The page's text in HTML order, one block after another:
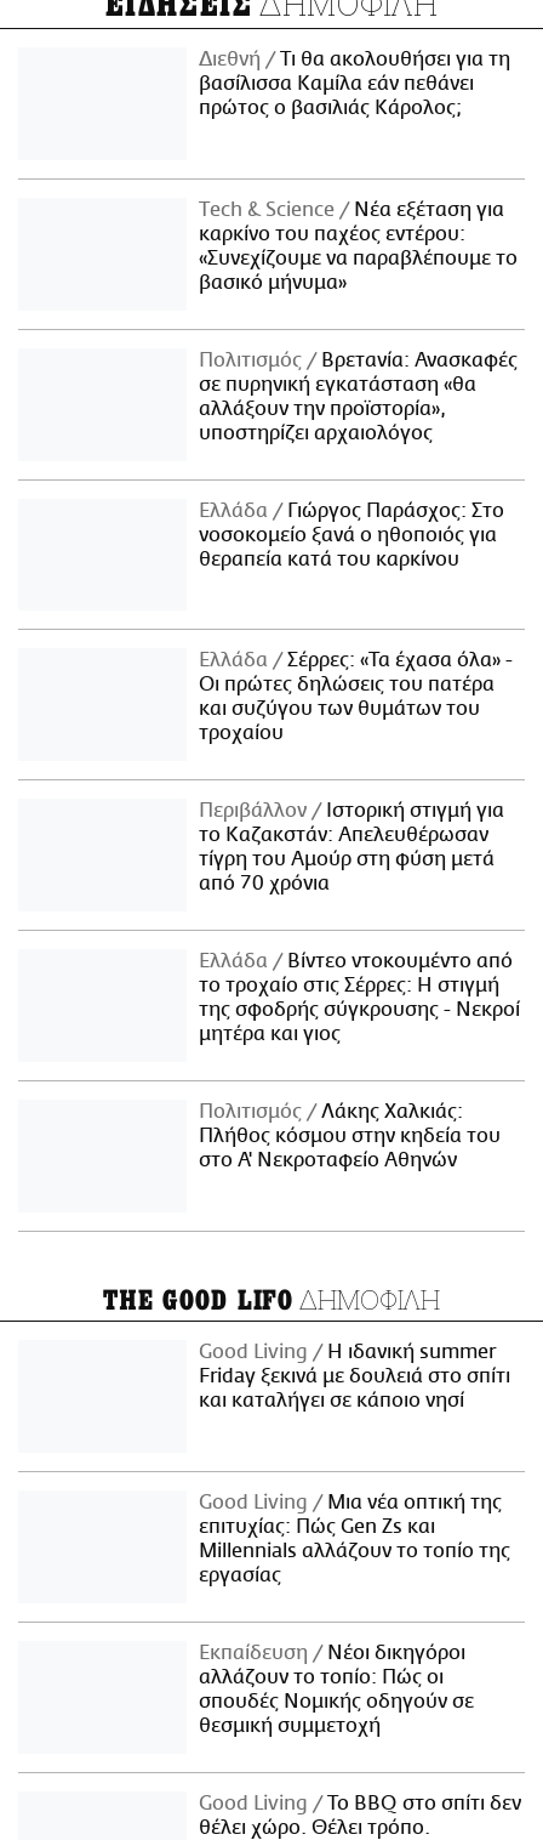
Διεθνή
Τι θα ακολουθήσει για τη
βασίλισσα Καμίλα εάν πεθάνει
πρώτος ο βασιλιάς Κάρολος;
Τech & Science
Νέα εξέταση για
καρκίνο του παχέος εντέρου:
«Συνεχίζουμε να παραβλέπουμε το
βασικό μήνυμα»
Πολιτισμός
Βρετανία: Ανασκαφές
σε πυρηνική εγκατάσταση «θα
αλλάξουν την προϊστορία»,
υποστηρίζει αρχαιολόγος
Ελλάδα
Γιώργος Παράσχος: Στο
νοσοκομείο ξανά ο ηθοποιός για
θεραπεία κατά του καρκίνου
Ελλάδα
Σέρρες: «Τα έχασα όλα» -
Οι πρώτες δηλώσεις του πατέρα
και συζύγου των θυμάτων του
τροχαίου
Περιβάλλον
Ιστορική στιγμή για
το Καζακστάν: Απελευθέρωσαν
τίγρη του Αμούρ στη φύση μετά
από 70 χρόνια
Ελλάδα
Βίντεο ντοκουμέντο από
το τροχαίο στις Σέρρες: Η στιγμή
της σφοδρής σύγκρουσης - Νεκροί
μητέρα και γιος
Πολιτισμός
Λάκης Χαλκιάς:
Πλήθος κόσμου στην κηδεία του
στο Α' Νεκροταφείο Αθηνών
THE GOOD LIFO ΔΗΜΟΦΙΛΗ
Good Living
Η ιδανική summer
Friday ξεκινά με δουλειά στο σπίτι
και καταλήγει σε κάποιο νησί
Good Living
Μια νέα οπτική της
επιτυχίας: Πώς Gen Zs και
Millennials αλλάζουν το τοπίο της
εργασίας
Εκπαίδευση
Νέοι δικηγόροι
αλλάζουν το τοπίο: Πώς οι
σπουδές Νομικής οδηγούν σε
θεσμική συμμετοχή
Good Living
Το BBQ στο σπίτι δεν
θέλει χώρο. Θέλει τρόπο.